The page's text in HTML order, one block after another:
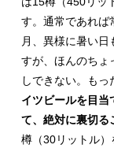
す。通常であれば
月、異様に暑い
すが、ほんのちょ
しできない。もっ
イツビールを目当
て、絶対に裏切る
樽（30リットル